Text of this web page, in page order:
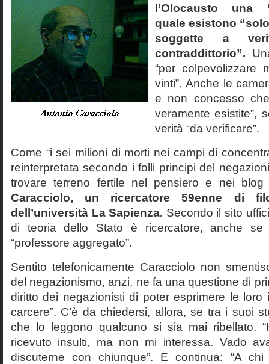
l’Olocausto una
quale esistono
soggette a
contraddittorio”.
“per colpevolizzare
vinti”. Anche le
e non concesso
veramente esistite”,
verità “da verificare”.
Come “i sei milioni di morti nei campi di
reinterpretata secondo i folli principi del
trovare terreno fertile nel pensiero e nei
Caracciolo, un ricercatore 59enne di
dell’università La Sapienza. Secondo il sito
di teoria dello Stato è ricercatore, anche
“professore aggregato”.
Sentito telefonicamente Caracciolo non
del negazionismo, anzi, ne fa una questione di
diritto dei negazionisti di poter esprimere le loro
carcere”. C’è da chiedersi, allora, se tra i suoi
che lo leggono qualcuno si sia mai ribellato.
ricevuto insulti, ma non mi interessa. Vado
discuterne con chiunque”. E continua: “A